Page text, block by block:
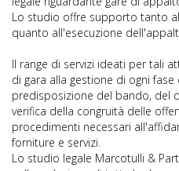
Lo studio offre supporto tanto
quanto all'esecuzione
Il range di servizi ideati per tali
di gara alla gestione di ogni
predisposizione del bando, del
verifica della congruità delle
procedimenti necessari
forniture e servizi.
Lo studio legale Marcotulli &